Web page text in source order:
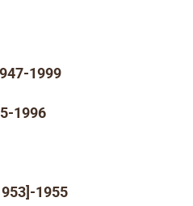
1999
1996
1955